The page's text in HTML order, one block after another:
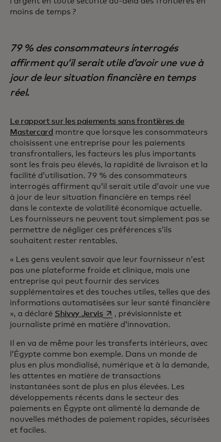
moins de temps ?
79 % des consommateurs interrogés
affirment qu’il serait utile d’avoir une vue à
jour de leur situation financière en temps
réel.
Le rapport sur les paiements sans frontières de
Mastercard montre que lorsque les consommateurs
choisissent une entreprise pour les paiements
transfrontaliers, les facteurs les plus importants
sont les frais peu élevés, la rapidité de livraison et la
facilité d’utilisation. 79 % des consommateurs
interrogés affirment qu’il serait utile d’avoir une vue
à jour de leur situation financière en temps réel
dans le contexte de volatilité économique actuelle.
Les fournisseurs ne peuvent tout simplement pas se
permettre de négliger ces préférences s’ils
souhaitent rester rentables.
« Les gens veulent savoir que leur fournisseur n’est
pas une plateforme froide et clinique, mais une
entreprise qui peut fournir des services
supplémentaires et des touches utiles, telles que des
informations automatisées sur leur santé financière
», a déclaré Shivvy Jerviss’ouvre dans un nouvel onglet
, prévisionniste et
journaliste primé en matière d’innovation.
Il en va de même pour les transferts intérieurs, avec
l’Égypte comme bon exemple. Dans un monde de
plus en plus mondialisé, numérique et à la demande,
les attentes en matière de transactions
instantanées sont de plus en plus élevées. Les
développements récents dans le secteur des
paiements en Égypte ont alimenté la demande de
nouvelles méthodes de paiement rapides, sécurisées
et faciles.